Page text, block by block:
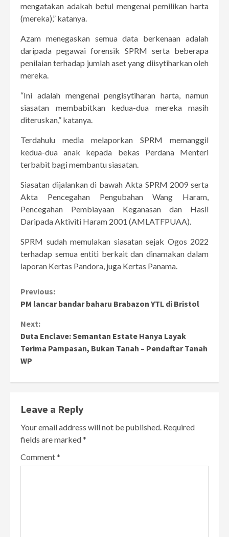
mengatakan adakah betul mengenai pemilikan harta
(mereka),” katanya.
Azam menegaskan semua data berkenaan adalah
daripada pegawai forensik SPRM serta beberapa
penilaian terhadap jumlah aset yang diisytiharkan oleh
mereka.
“Ini adalah mengenai pengisytiharan harta, namun
siasatan membabitkan kedua-dua mereka masih
diteruskan,” katanya.
Terdahulu media melaporkan SPRM memanggil
kedua-dua anak kepada bekas Perdana Menteri
terbabit bagi membantu siasatan.
Siasatan dijalankan di bawah Akta SPRM 2009 serta
Akta Pencegahan Pengubahan Wang Haram,
Pencegahan Pembiayaan Keganasan dan Hasil
Daripada Aktiviti Haram 2001 (AMLATFPUAA).
SPRM sudah memulakan siasatan sejak Ogos 2022
terhadap semua entiti berkait dan dinamakan dalam
laporan Kertas Pandora, juga Kertas Panama.
Continue
Previous:
PM lancar bandar baharu Brabazon YTL di Bristol
Next:
Duta Enclave: Semantan Estate Hanya Layak
Terima Pampasan, Bukan Tanah – Pendaftar Tanah
WP
Leave a Reply
Your email address will not be published. Required
fields are marked*
Comment*